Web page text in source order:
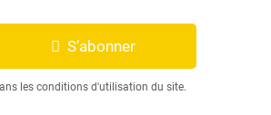
S’abonner
les conditions d'utilisation du site.